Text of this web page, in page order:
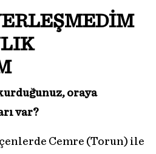
oraya
var?
Cemre (Torun) ile